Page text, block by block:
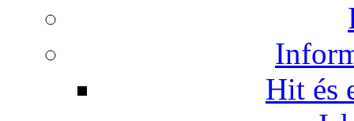
Hit és